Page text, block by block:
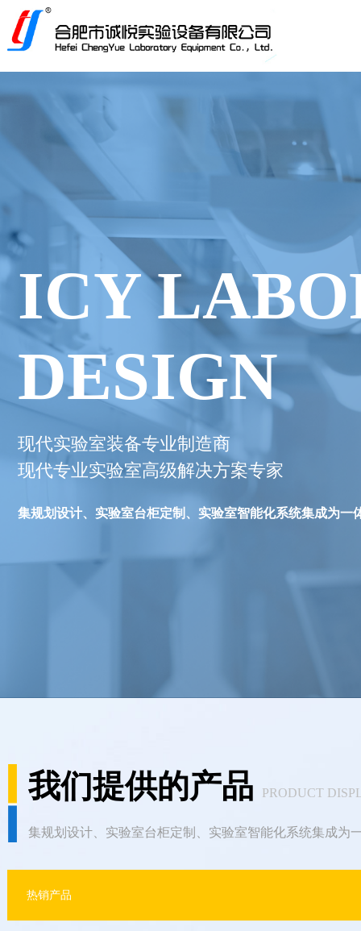
ICY
DESIGN
现代实验室装备专业制造商
现代专业实验室高级解决方案专家
集规划设计、实验室台柜定制、实验室智能化系统集成为一
我们提供的产品 PRODUCT
集规划设计、实验室台柜定制、实验室智能化系统集成为
热销产品